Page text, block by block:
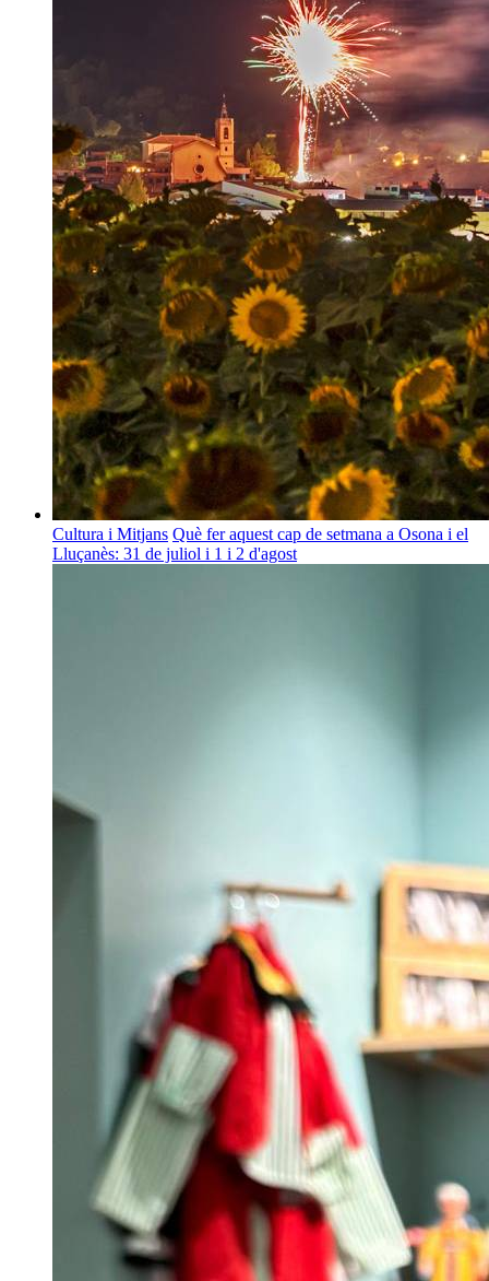
Cultura i Mitjans Què fer aquest cap de setmana a Osona i el
Lluçanès: 31 de juliol i 1 i 2 d'agost